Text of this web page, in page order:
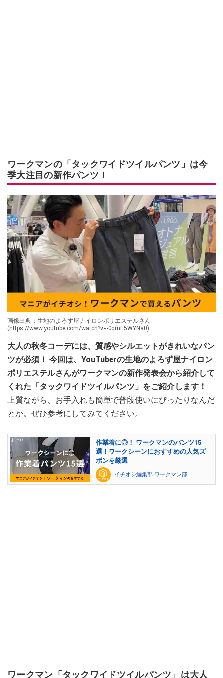
ワークマンの「タックワイドツイルパンツ」は今
季大注目の新作パンツ！
画像出典：生地のよろず屋ナイロンポリエステルさん
(https://www.youtube.com/watch?v=-0qmE5WYNa0)
大人の秋冬コーデには、質感やシルエットがきれいなパン
ツが必須！ 今回は、YouTuberの生地のよろず屋ナイロン
ポリエステルさんがワークマンの新作発表会から紹介して
くれた「タックワイドツイルパンツ」をご紹介します！
上質ながら、お手入れも簡単で普段使いにぴったりなんだ
とか。ぜひ参考にしてみてください。
作業着に◎！ ワークマンのパンツ15
選！ワークシーンにおすすめの人気ズ
ボンを厳選
イチオシ編集部 ワークマン部
ワークマン「タックワイドツイルパンツ」は大人